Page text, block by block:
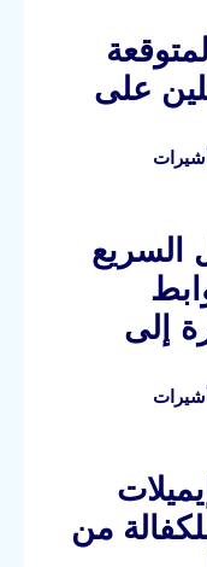
على
السريع
إلى
من